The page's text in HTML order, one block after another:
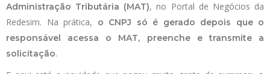
Administração Tributária (MAT), no Portal de Negócios da
Redesim. Na prática,
o CNPJ só é gerado depois que o
responsável acessa o MAT, preenche e transmite a
solicitação.